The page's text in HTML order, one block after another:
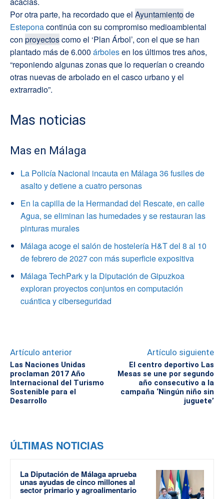
Por otra parte, ha recordado que el Ayuntamientode
Esteponacontinúa con su compromiso medioambiental
con proyectoscomo el ‘Plan Árbol’, con el que se han
plantado más de 6.000 árbolesen los últimos tres años,
“reponiendo algunas zonas que lo requerían o creando
otras nuevas de arbolado en el casco urbano y el
extrarradio”.
Mas noticias
Mas en Málaga
La Policía Nacional incauta en Málaga 36 fusiles de
asalto y detiene a cuatro personas
En la capilla de la Hermandad del Rescate, en calle
Agua, se eliminan las humedades y se restauran las
pinturas murales
Málaga acoge el salón de hostelería H&T del 8 al 10
de febrero de 2027 con más superficie expositiva
Málaga TechPark y la Diputación de Gipuzkoa
exploran proyectos conjuntos en computación
cuántica y ciberseguridad
Artículo anterior
Las Naciones Unidas
proclaman 2017 Año
Internacional del Turismo
Sostenible para el
Desarrollo
Artículo siguiente
El centro deportivo Las
Mesas se une por segundo
año consecutivo a la
campaña ‘Ningún niño sin
juguete’
ÚLTIMAS NOTICIAS
La Diputación de Málaga aprueba
unas ayudas de cinco millones al
sector primario y agroalimentario